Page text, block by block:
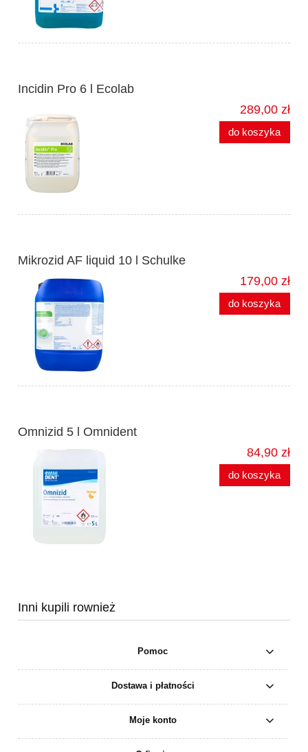
Incidin Pro 6 l Ecolab
289,00 zł
do koszyka
Mikrozid AF liquid 10 l Schulke
179,00 zł
do koszyka
Omnizid 5 l Omnident
84,90 zł
do koszyka
Inni kupili rownież
Pomoc
Dostawa i płatności
Moje konto